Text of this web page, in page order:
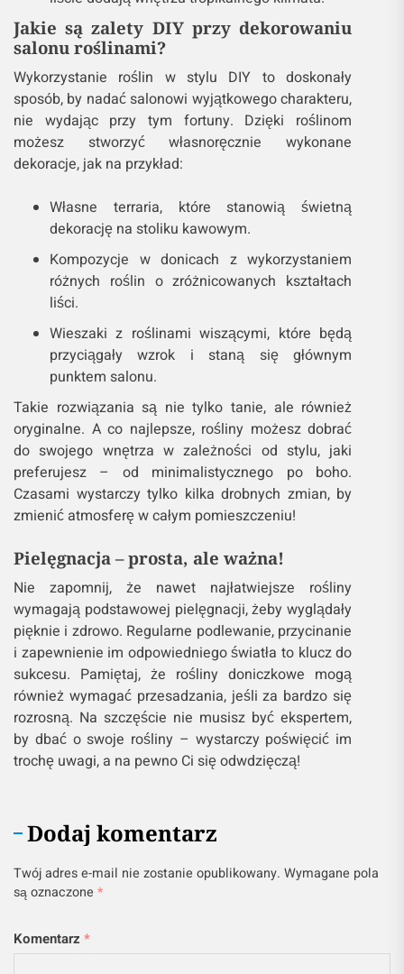
elegancki wygląd.
Chamedorea– palma, która świetnie
sprawdza się w salonach z dużą ilością
naturalnego światła. Jej bujne, ciemnozielone
liście dodają wnętrzu tropikalnego klimatu.
Jakie są zalety DIY przy dekorowaniu
salonu roślinami?
sposób, by nadać salonowi wyjątkowego charakteru,
nie wydając przy tym fortuny. Dzięki roślinom
możesz stworzyć własnoręcznie wykonane
dekoracje, jak na przykład:
Własne terraria, które stanowią świetną
dekorację na stoliku kawowym.
Kompozycje w donicach z wykorzystaniem
różnych roślin o zróżnicowanych kształtach
liści.
Wieszaki z roślinami wiszącymi, które będą
przyciągały wzrok i staną się głównym
punktem salonu.
Takie rozwiązania są nie tylko tanie, ale również
do swojego wnętrza w zależności od stylu, jaki
preferujesz – od minimalistycznego po boho.
Czasami wystarczy tylko kilka drobnych zmian, by
zmienić atmosferę w całym pomieszczeniu!
Pielęgnacja – prosta, ale ważna!
Nie zapomnij, że nawet najłatwiejsze rośliny
wymagają podstawowej pielęgnacji, żeby wyglądały
pięknie i zdrowo. Regularne podlewanie, przycinanie
i zapewnienie im odpowiedniego światła to klucz do
rozrosną. Na szczęście nie musisz być ekspertem,
trochę uwagi, a na pewno Ci się odwdzięczą!
Dodaj komentarz